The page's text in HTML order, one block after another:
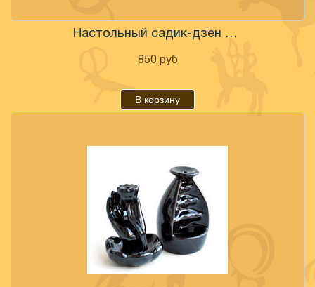
Настольный садик-дзен с Буддой
850 руб
В корзину